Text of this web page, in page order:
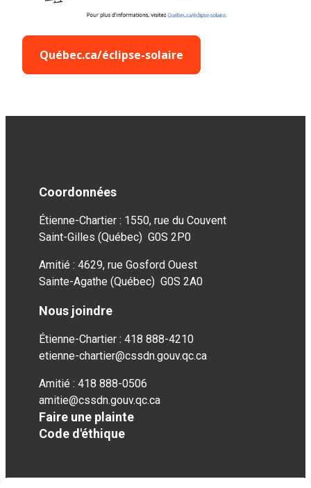
Québec.ca/éclipse-solaire
Coordonnées
Étienne-Chartier : 1550, rue du Couvent
Saint-Gilles (Québec) G0S 2P0
Amitié : 4629, rue Gosford Ouest
Sainte-Agathe (Québec) G0S 2A0
Nous joindre
Étienne-Chartier : 418 888-4210
etienne-chartier@cssdn.gouv.qc.ca
Amitié : 418 888-0506
amitie@cssdn.gouv.qc.ca
Faire une plainte
Code d'éthique